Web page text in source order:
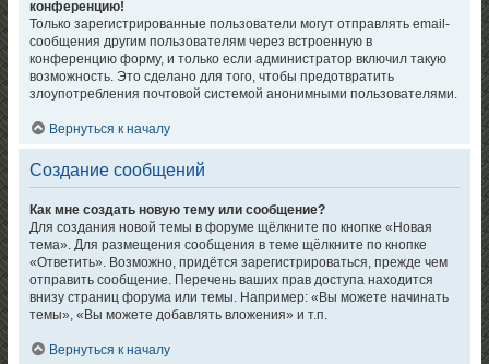
конференцию!
Только зарегистрированные пользователи могут отправлять email-
сообщения другим пользователям через встроенную в
конференцию форму, и только если администратор включил такую
возможность. Это сделано для того, чтобы предотвратить
злоупотребления почтовой системой анонимными пользователями.
Вернуться к началу
Создание сообщений
Как мне создать новую тему или сообщение?
Для создания новой темы в форуме щёлкните по кнопке «Новая
тема». Для размещения сообщения в теме щёлкните по кнопке
«Ответить». Возможно, придётся зарегистрироваться, прежде чем
отправить сообщение. Перечень ваших прав доступа находится
внизу страниц форума или темы. Например: «Вы можете начинать
темы», «Вы можете добавлять вложения» и т.п.
Вернуться к началу